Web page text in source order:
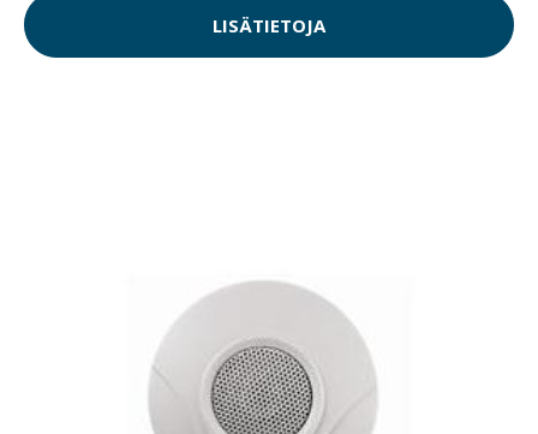
LISÄTIETOJA